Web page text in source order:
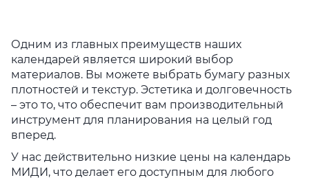
Одним из главных преимуществ наших
календарей является широкий выбор
материалов. Вы можете выбрать бумагу разных
плотностей и текстур. Эстетика и долговечность
– это то, что обеспечит вам производительный
инструмент для планирования на целый год
вперед.
У нас действительно низкие цены на календарь
МИДИ, что делает его доступным для любого